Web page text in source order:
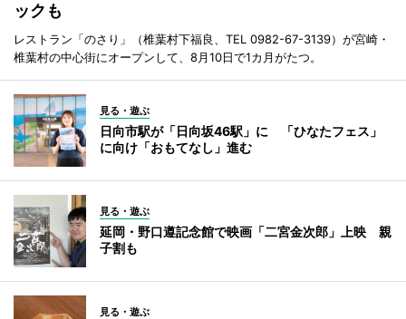
ックも
レストラン「のさり」（椎葉村下福良、TEL 0982-67-3139）が宮崎・
椎葉村の中心街にオープンして、8月10日で1カ月がたつ。
見る・遊ぶ
日向市駅が「日向坂46駅」に 「ひなたフェス」
に向け「おもてなし」進む
見る・遊ぶ
延岡・野口遵記念館で映画「二宮金次郎」上映 親
子割も
見る・遊ぶ